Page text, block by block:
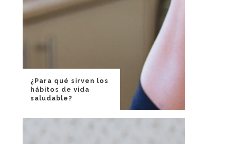
¿Para qué sirven los
hábitos de vida
saludable?